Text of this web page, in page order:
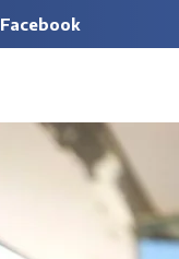
Facebook